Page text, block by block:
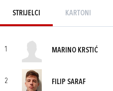
STRIJELCI KARTONI
1 MARINO KRSTIĆ
2 FILIP SARAF